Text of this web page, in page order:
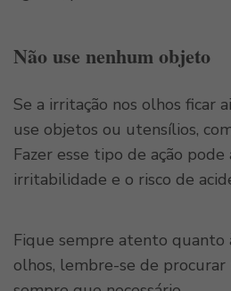
Não use nenhum objeto
Se a irritação nos olhos ficar
use objetos ou utensílios,
Fazer esse tipo de ação
irritabilidade e o risco de
Fique sempre atento quanto
olhos, lembre-se de